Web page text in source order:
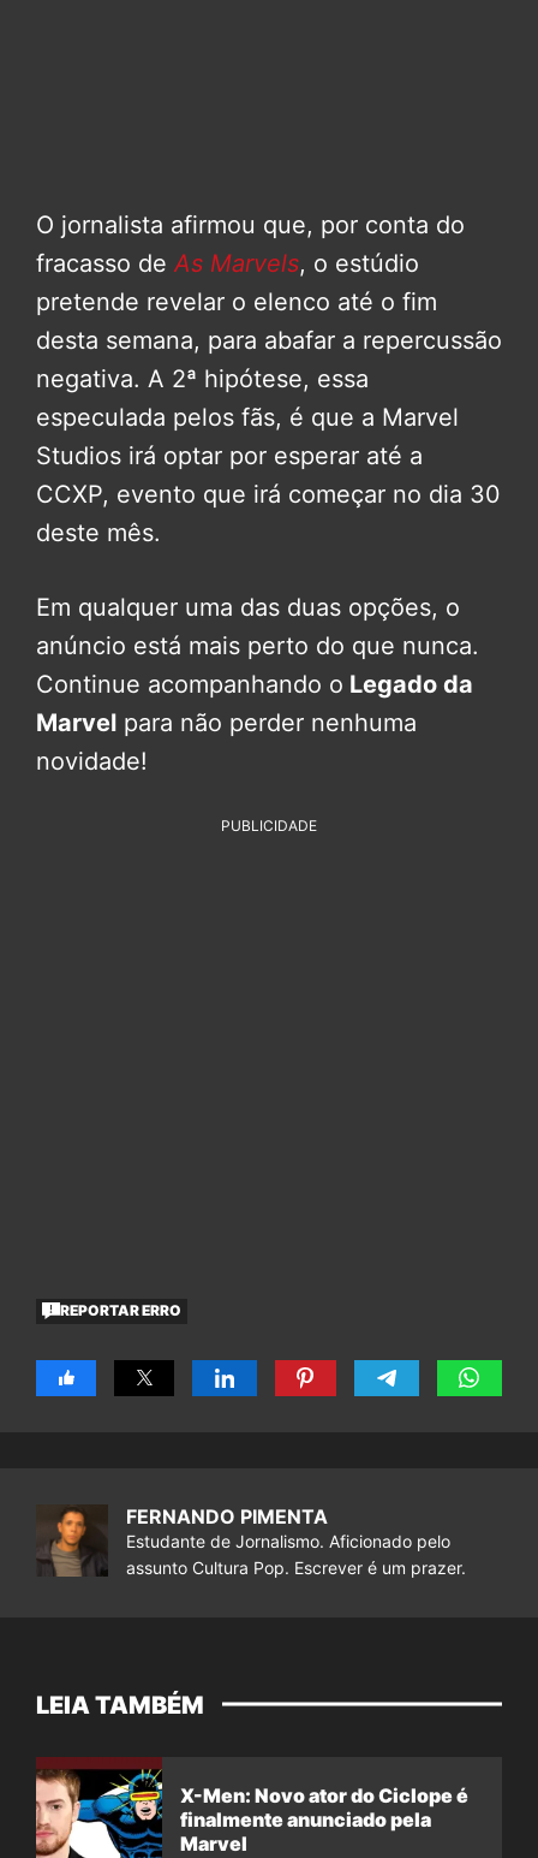
O jornalista afirmou que, por conta do
fracasso de As Marvels, o estúdio
pretende revelar o elenco até o fim
desta semana, para abafar a repercussão
negativa. A 2ª hipótese, essa
especulada pelos fãs, é que a Marvel
Studios irá optar por esperar até a
CCXP, evento que irá começar no dia 30
deste mês.
Em qualquer uma das duas opções, o
anúncio está mais perto do que nunca.
Continue acompanhando o Legado da
Marvel para não perder nenhuma
novidade!
PUBLICIDADE
REPORTAR ERRO
FERNANDO PIMENTA
Estudante de Jornalismo. Aficionado pelo
assunto Cultura Pop. Escrever é um prazer.
LEIA TAMBÉM
X-Men: Novo ator do Ciclope é
finalmente anunciado pela
Marvel